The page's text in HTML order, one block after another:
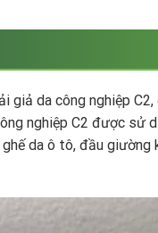
da công nghiệp
nghiệp C2 được sử
da ô tô, đầu